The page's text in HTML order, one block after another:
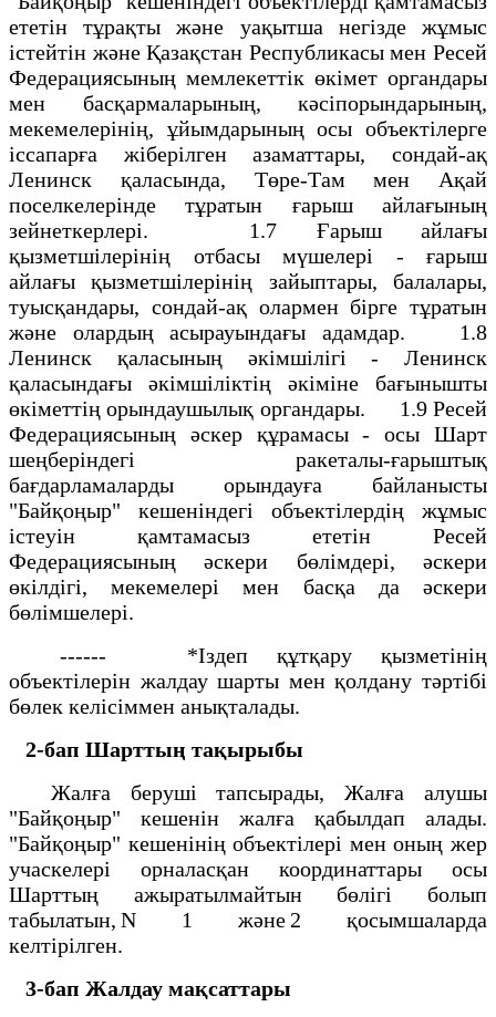
ететін тұрақты және уақытша негізде жұмыс
істейтін және Қазақстан Республикасы мен Ресей
Федерациясының мемлекеттік өкімет органдары
мен басқармаларының, кәсіпорындарының,
мекемелерінің, ұйымдарының осы объектілерге
іссапарға жіберілген азаматтары, сондай-ақ
Ленинск қаласында, Төре-Там мен Ақай
поселкелерінде тұратын ғарыш айлағының
зейнеткерлері. 1.7 Ғарыш айлағы
қызметшілерінің отбасы мүшелері - ғарыш
айлағы қызметшілерінің зайыптары, балалары,
туысқандары, сондай-ақ олармен бірге тұратын
және олардың асырауындағы адамдар. 1.8
Ленинск қаласының әкімшілігі - Ленинск
қаласындағы әкімшіліктің әкіміне бағынышты
өкіметтің орындаушылық органдары. 1.9 Ресей
Федерациясының әскер құрамасы - осы Шарт
шеңберіндегі ракеталы-ғарыштық
бағдарламаларды орындауға байланысты
"Байқоңыр" кешеніндегі объектілердің жұмыс
істеуін қамтамасыз ететін Ресей
Федерациясының әскери бөлімдері, әскери
өкілдігі, мекемелері мен басқа да әскери
бөлімшелері.
------ *Іздеп құтқару қызметінің
объектілерін жалдау шарты мен қолдану тәртібі
бөлек келісіммен анықталады.
2-бап Шарттың тақырыбы
Жалға беруші тапсырады, Жалға алушы
"Байқоңыр" кешенін жалға қабылдап алады.
"Байқоңыр" кешенінің объектілері мен оның жер
учаскелері орналасқан координаттары осы
Шарттың ажыратылмайтын бөлігі болып
табылатын, N 1 және 2 қосымшаларда
келтірілген.
3-бап Жалдау мақсаттары